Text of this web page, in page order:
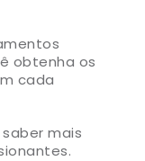
obtenha os
cada
mais